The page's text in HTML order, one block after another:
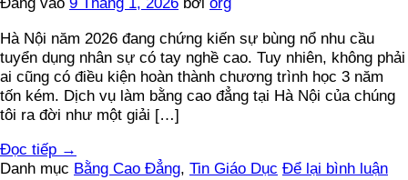
Hà Nội năm 2026 đang chứng kiến sự bùng nổ nhu cầu
tuyển dụng nhân sự có tay nghề cao. Tuy nhiên, không phải
ai cũng có điều kiện hoàn thành chương trình học 3 năm
tốn kém. Dịch vụ làm bằng cao đẳng tại Hà Nội của chúng
tôi ra đời như một giải […]
Đọc tiếp →
Danh mục Bằng Cao Đẳng, Tin Giáo Dục Để lại bình luận